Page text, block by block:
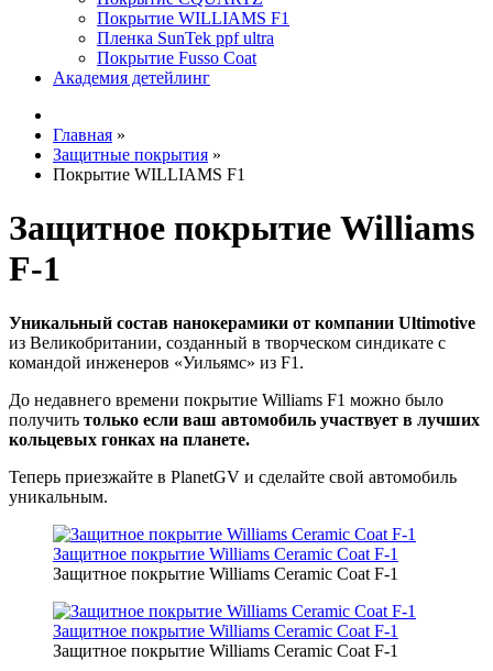
Покрытие WILLIAMS F1
Пленка SunTek ppf ultra
Покрытие Fusso Coat
Академия детейлинг
Главная »
Защитные покрытия »
Покрытие WILLIAMS F1
Защитное покрытие Williams
F-1
Уникальный состав нанокерамики от компании Ultimotive
из Великобритании, созданный в творческом синдикате с
командой инженеров «Уильямс» из F1.
До недавнего времени покрытие Williams F1 можно было
получить только если ваш автомобиль участвует в лучших
кольцевых гонках на планете.
Теперь приезжайте в PlanetGV и сделайте свой автомобиль
уникальным.
Защитное покрытие Williams Ceramic Coat F-1
Защитное покрытие Williams Ceramic Coat F-1
Защитное покрытие Williams Ceramic Coat F-1
Защитное покрытие Williams Ceramic Coat F-1